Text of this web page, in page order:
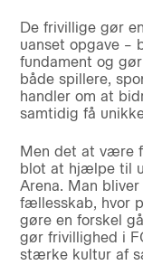
De frivillige gør
uanset opgave –
fundament og
både spillere,
handler om at
samtidig få
Men det at være
blot at hjælpe til
Arena. Man
fællesskab, hvor
gøre en forskel
gør frivillighed i
stærke kultur af